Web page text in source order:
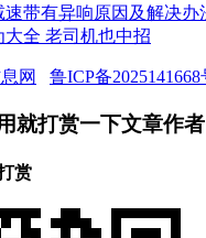
速带有异响原因及解决办
大全 老司机也中招
网 鲁ICP备2025141668
就打赏一下文章作者
赏